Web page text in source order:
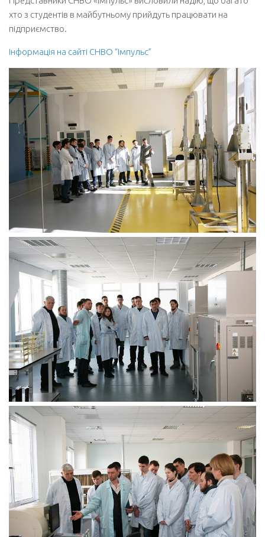
Плани підготовки
Статті з 2014 року, проіндексовані в Scopus та Web of Science
Патенти з 2014 року
Підручники та навчальні посібники з 2014 року
Абітурієнту
Запрошення на навчання
Історичні відомості про розвиток верстатобудування
Акредитація
Портфоліо освітньої прогами “Галузеве машинобудування”
Контакти
хто з студентів в майбутньому прийдуть працювати на
підприємство.
Інформація на сайті СНВО “Імпульс”